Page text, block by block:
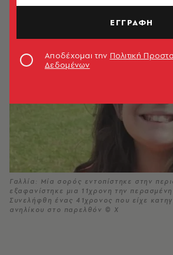
Γαλλία: Μία σορός εντοπίστηκε στην
εξαφανίστηκε μια 11χρονη την
Συνελήφθη ένας 41χρονος που είχε
ανηλίκου στο παρελθόν © Χ
ΕΓΓΡΑΦΗ
Αποδέχομαι την Πολιτική
Δεδομένων